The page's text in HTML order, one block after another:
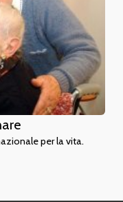
per la vita.